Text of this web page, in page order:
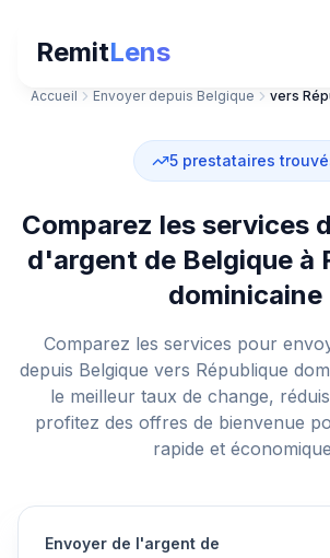
RemitLens
Accueil Envoyer depuis Belgique vers
5 prestataires
Comparez les services
d'argent de Belgique à
dominicaine
Comparez les services pour
depuis Belgique vers République
le meilleur taux de change,
profitez des offres de bienvenue
rapide et
Envoyer de l'argent de